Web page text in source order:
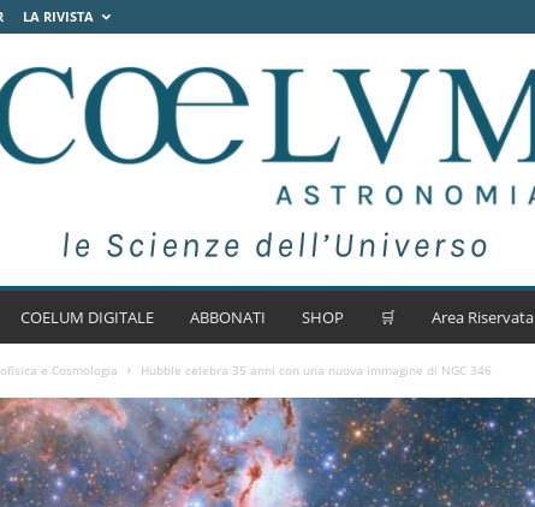
LA RIVISTA
COELUM DIGITALE ABBONATI SHOP 🛒 Area Riservata
e Cosmologia Hubble celebra 35 anni con una nuova immagine di NGC 346